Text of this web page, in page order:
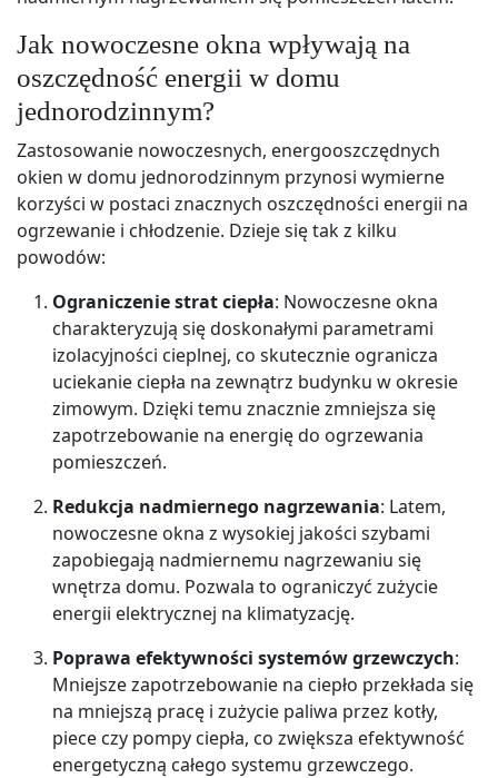
Jak nowoczesne okna wpływają na
oszczędność energii w domu
jednorodzinnym?
Zastosowanie nowoczesnych, energooszczędnych
okien w domu jednorodzinnym przynosi wymierne
korzyści w postaci znacznych oszczędności energii na
ogrzewanie i chłodzenie. Dzieje się tak z kilku
powodów:
Ograniczenie strat ciepła: Nowoczesne okna
charakteryzują się doskonałymi parametrami
izolacyjności cieplnej, co skutecznie ogranicza
uciekanie ciepła na zewnątrz budynku w okresie
zimowym. Dzięki temu znacznie zmniejsza się
zapotrzebowanie na energię do ogrzewania
pomieszczeń.
Redukcja nadmiernego nagrzewania: Latem,
nowoczesne okna z wysokiej jakości szybami
zapobiegają nadmiernemu nagrzewaniu się
wnętrza domu. Pozwala to ograniczyć zużycie
energii elektrycznej na klimatyzację.
Poprawa efektywności systemów grzewczych:
Mniejsze zapotrzebowanie na ciepło przekłada się
na mniejszą pracę i zużycie paliwa przez kotły,
piece czy pompy ciepła, co zwiększa efektywność
energetyczną całego systemu grzewczego.